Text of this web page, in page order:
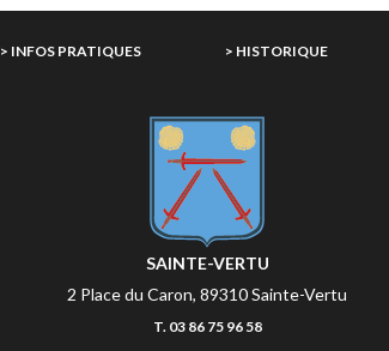
> INFOS PRATIQUES > HISTORIQUE
SAINTE-VERTU
2 Place du Caron, 89310 Sainte-Vertu
T. 03 86 75 96 58